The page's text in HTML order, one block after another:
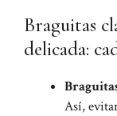
Braguitas
delicada:
Así,